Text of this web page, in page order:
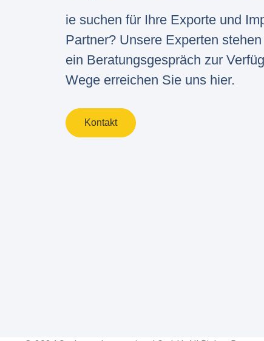
ie suchen für Ihre Exporte und
Partner? Unsere Experten
ein Beratungsgespräch zur
Wege erreichen Sie uns hier.
Kontakt